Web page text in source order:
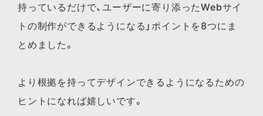
持っているだけで、ユーザーに寄り添ったWebサイ
トの制作ができるようになる」ポイントを8つにま
とめました。
より根拠を持ってデザインできるようになるための
ヒントになれば嬉しいです。